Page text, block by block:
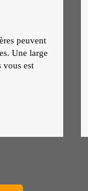
peuvent
Une large
vous est